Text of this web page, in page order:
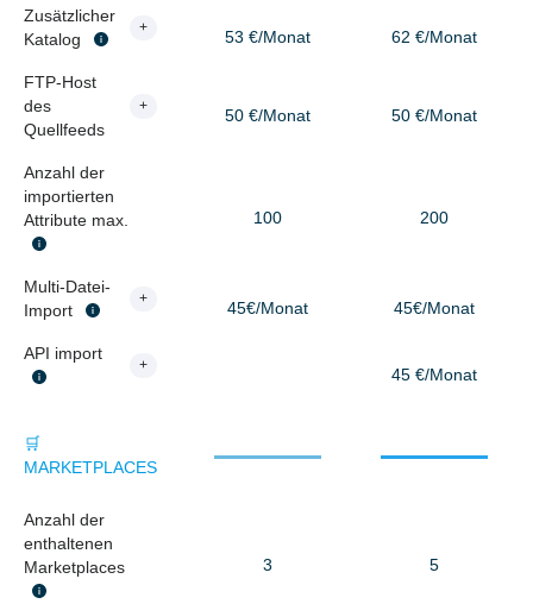
Zusätzlicher
Katalog
+
53 €/Monat 62 €/Monat
FTP-Host
des
Quellfeeds
+
50 €/Monat 50 €/Monat
Anzahl der
importierten
Attribute max.
100 200
Multi-Datei-
Import
+
45€/Monat 45€/Monat
API import
+
45 €/Monat
🛒
MARKETPLACES
Anzahl der
enthaltenen
Marketplaces
3 5